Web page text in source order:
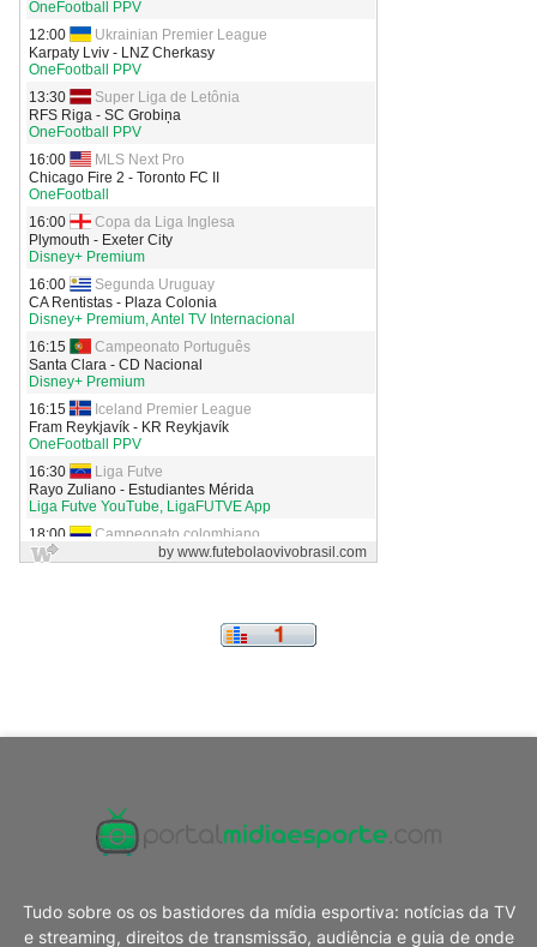
Tudo sobre os os bastidores da mídia esportiva: notícias da TV
e streaming, direitos de transmissão, audiência e guia de onde